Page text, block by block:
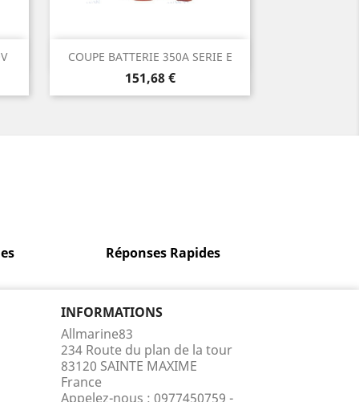
COUPE BATTERIE 350A SERIE E
Prix
151,68 €
Aperçu rapide
Réponses Rapides
INFORMATIONS
Allmarine83
234 Route du plan de la tour
83120 SAINTE MAXIME
France
Appelez-nous : 0977450759 -